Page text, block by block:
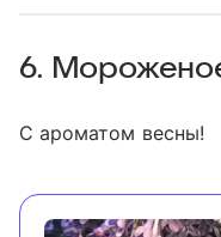
6.
С ароматом весны!